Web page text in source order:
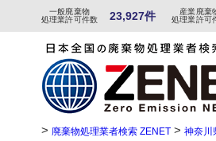
一般廃棄物
処理業許可件数
23,927件 産業廃棄
処理業許可
> 廃棄物処理業者検索 ZENET > 神奈川